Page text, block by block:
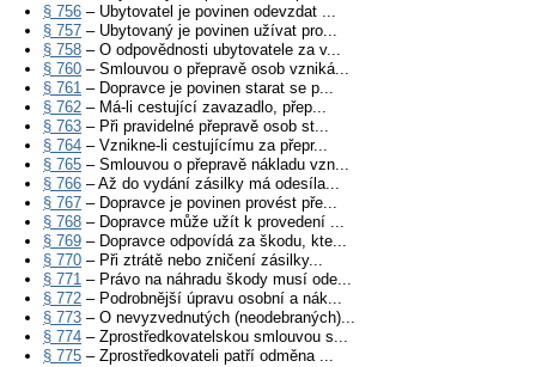
§ 756 – Ubytovatel je povinen odevzdat ...
§ 757 – Ubytovaný je povinen užívat pro...
§ 758 – O odpovědnosti ubytovatele za v...
§ 760 – Smlouvou o přepravě osob vzniká...
§ 761 – Dopravce je povinen starat se p...
§ 762 – Má-li cestující zavazadlo, přep...
§ 763 – Při pravidelné přepravě osob st...
§ 764 – Vznikne-li cestujícímu za přepr...
§ 765 – Smlouvou o přepravě nákladu vzn...
§ 766 – Až do vydání zásilky má odesíla...
§ 767 – Dopravce je povinen provést pře...
§ 768 – Dopravce může užít k provedení ...
§ 769 – Dopravce odpovídá za škodu, kte...
§ 770 – Při ztrátě nebo zničení zásilky...
§ 771 – Právo na náhradu škody musí ode...
§ 772 – Podrobnější úpravu osobní a nák...
§ 773 – O nevyzvednutých (neodebraných)...
§ 774 – Zprostředkovatelskou smlouvou s...
§ 775 – Zprostředkovateli patří odměna ...